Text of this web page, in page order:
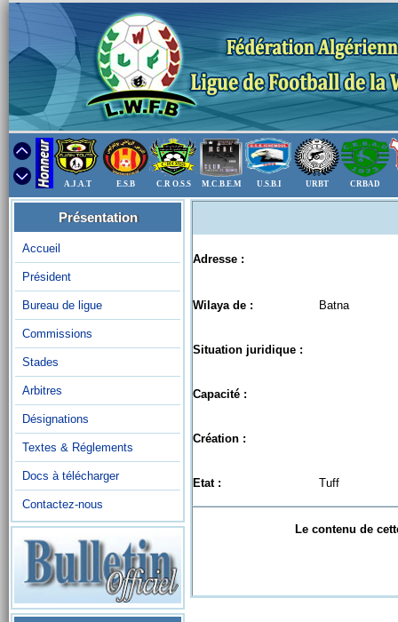
A.J.A.T E.S.B C.R O.S.S M.C.B.E.M U.S.B.I URBT CRBAD
Présentation
Accueil
Président
Bureau de ligue
Commissions
Stades
Arbitres
Désignations
Textes & Réglements
Docs à télécharger
Contactez-nous
Adresse :
Wilaya de : Batna
Situation juridique :
Capacité :
Création :
Etat : Tuff
Le contenu de